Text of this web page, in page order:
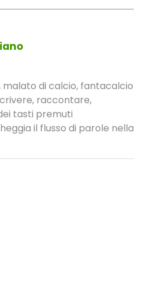
malato di calcio, fantacalcio
raccontare,
tasti premuti
il flusso di parole nella